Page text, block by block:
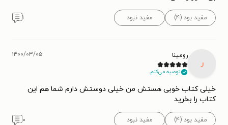
مفید بود (۴) مفید نبود ۱
ر
رومینا
توصیه می‌کنم.
۱۴۰۰/۰۳/۰۵
خیلی کتاب خوبی هستش من خیلی دوستش دارم شما هم این
کتاب را بخرید
مفید بود (۴) مفید نبود ۰